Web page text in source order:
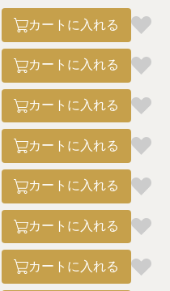
カートに入れる
カートに入れる
カートに入れる
カートに入れる
カートに入れる
カートに入れる
カートに入れる